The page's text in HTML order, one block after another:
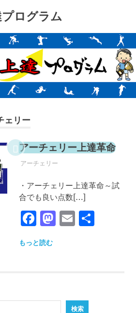
ログラム
ェリー
アーチェリー上達革命
2022年8月27日
SPORTS
アーチェリー
・アーチェリー上達革命～試
合でも良い点数[…]
Facebook
Mastodon
Email
共
もっと読む
検索